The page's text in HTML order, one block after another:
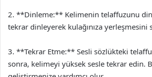
2. **Dinleme:** Kelimenin telaffuzunu
tekrar dinleyerek kulağınıza yerleşmesini
3. **Tekrar Etme:** Sesli sözlükteki
sonra, kelimeyi yüksek sesle tekrar edin.